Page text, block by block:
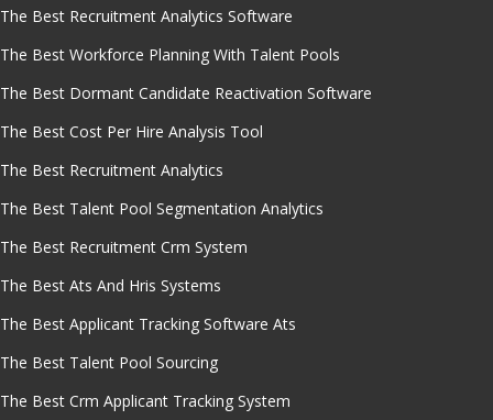
The Best Recruitment Analytics Software
The Best Workforce Planning With Talent Pools
The Best Dormant Candidate Reactivation Software
The Best Cost Per Hire Analysis Tool
The Best Recruitment Analytics
The Best Talent Pool Segmentation Analytics
The Best Recruitment Crm System
The Best Ats And Hris Systems
The Best Applicant Tracking Software Ats
The Best Talent Pool Sourcing
The Best Crm Applicant Tracking System